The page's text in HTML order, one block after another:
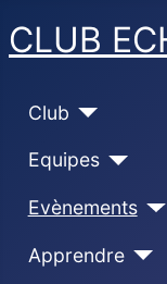
CLUB
Club
Equipes
Evènements
Apprendre